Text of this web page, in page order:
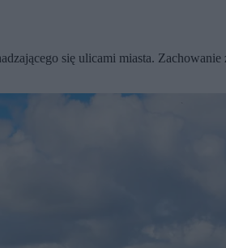
się ulicami miasta. Zachowanie